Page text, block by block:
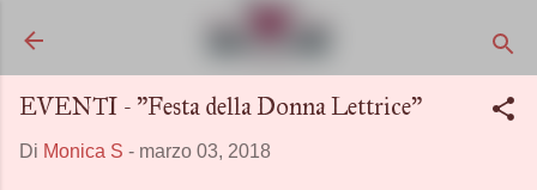
EVENTI - "Festa della Donna Lettrice"
Di Monica S - marzo 03, 2018